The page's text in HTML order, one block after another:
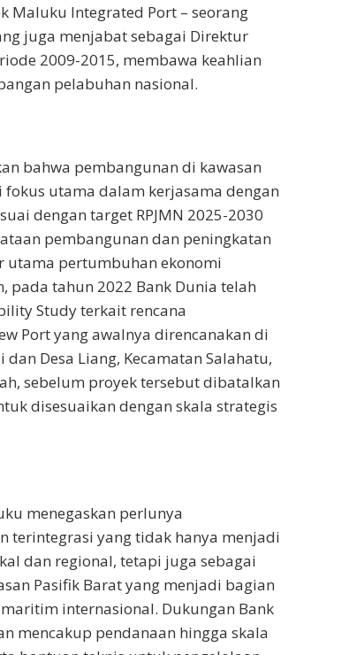
Maluku Integrated Port – seorang
juga menjabat sebagai Direktur
2009-2015, membawa keahlian
pelabuhan nasional.
bahwa pembangunan di kawasan
utama dalam kerjasama dengan
dengan target RPJMN 2025-2030
pembangunan dan peningkatan
utama pertumbuhan ekonomi
pada tahun 2022 Bank Dunia telah
Study terkait rencana
Port yang awalnya direncanakan di
dan Desa Liang, Kecamatan Salahatu,
sebelum proyek tersebut dibatalkan
disesuaikan dengan skala strategis
menegaskan perlunya
terintegrasi yang tidak hanya menjadi
dan regional, tetapi juga sebagai
Pasifik Barat yang menjadi bagian
internasional. Dukungan Bank
mencakup pendanaan hingga skala